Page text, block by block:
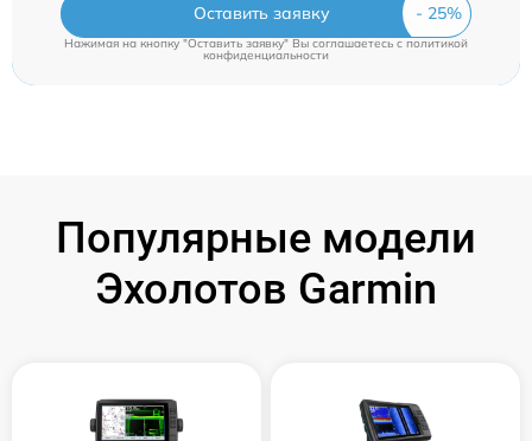
Оставить заявку
Нажимая на кнопку "Оставить заявку" Вы соглашаетесь cполитикой
конфиденциальности
Популярные модели
Эхолотов Garmin